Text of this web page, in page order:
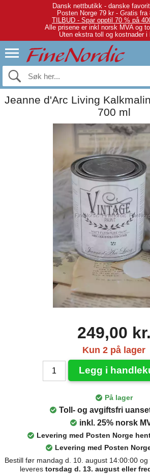
Dansk nettbutikk - danske
Posten Norge 79 kr - Gratis fra
TILBUD - Spar opptil 70 % på
Alle prisene er inkl norsk MVA og
Uten ekstra toll og kostnader i
Jeanne d'Arc Living
700 ml
249,00 kr.
Kun 2 på lager
Legg i
På lager
Toll- og avgiftsfri
inkl. 25% norsk
Levering med Posten Norge
Levering med Posten
Bestill før mandag d. 10. august 14:00:00
leveres torsdag d. 13. august eller